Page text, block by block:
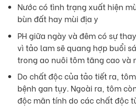
Nước có tình trạng xuất hiện
bùn đất hay mùi địa y
PH giữa ngày và đêm có sự
vì tảo lam sẽ quang hợp buổi
trong ao nuôi tôm tăng cao và
Do chất độc của tảo tiết ra,
bệnh gan tụy. Ngoài ra, tôm
độc mãn tính do các chất độc